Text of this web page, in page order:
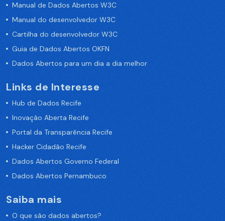
Manual de Dados Abertos W3C
Manual do desenvolvedor W3C
Cartilha do desenvolvedor W3C
Guia de Dados Abertos OKFN
Dados Abertos para um dia a dia melhor
Links de Interesse
Hub de Dados Recife
Inovação Aberta Recife
Portal da Transparência Recife
Hacker Cidadão Recife
Dados Abertos Governo Federal
Dados Abertos Pernambuco
Saiba mais
O que são dados abertos?